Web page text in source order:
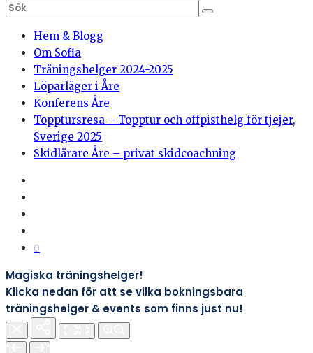
Hem & Blogg
Om Sofia
Träningshelger 2024-2025
Löparläger i Åre
Konferens Åre
Topptursresa – Topptur och offpisthelg för tjejer,
Sverige 2025
Skidlärare Åre – privat skidcoachning
0
Magiska träningshelger!
Klicka nedan för att se vilka bokningsbara
träningshelger & events som finns just nu!